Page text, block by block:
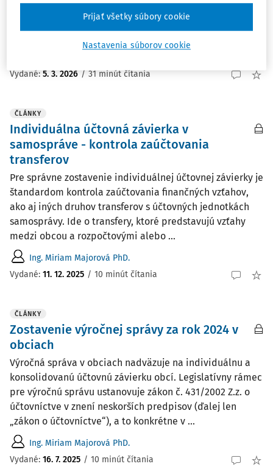
Súčasťou individuálnej účtovnej závierky sú okrem
účtovných výkazov aj Poznámky, ktorým sa podrobne
Vydané: 5. 3. 2026 / 31 minút čítania
ČLÁNKY
Individuálna účtovná závierka v
samospráve - kontrola zaúčtovania
transferov
Pre správne zostavenie individuálnej účtovnej závierky je
štandardom kontrola zaúčtovania finančných vzťahov,
ako aj iných druhov transferov s účtovných jednotkách
samosprávy. Ide o transfery, ktoré predstavujú vzťahy
medzi obcou a rozpočtovými alebo ...
Ing. Miriam Majorová PhD.
Vydané: 11. 12. 2025 / 10 minút čítania
ČLÁNKY
Zostavenie výročnej správy za rok 2024 v
obciach
Výročná správa v obciach nadväzuje na individuálnu a
konsolidovanú účtovnú závierku obcí. Legislatívny rámec
pre výročnú správu ustanovuje zákon č. 431/2002 Z.z. o
účtovníctve v znení neskorších predpisov (ďalej len
„zákon o účtovníctve“), a to konkrétne v ...
Ing. Miriam Majorová PhD.
Vydané: 16. 7. 2025 / 10 minút čítania
Nastavenia súborov cookie
Prijať všetky súbory cookie